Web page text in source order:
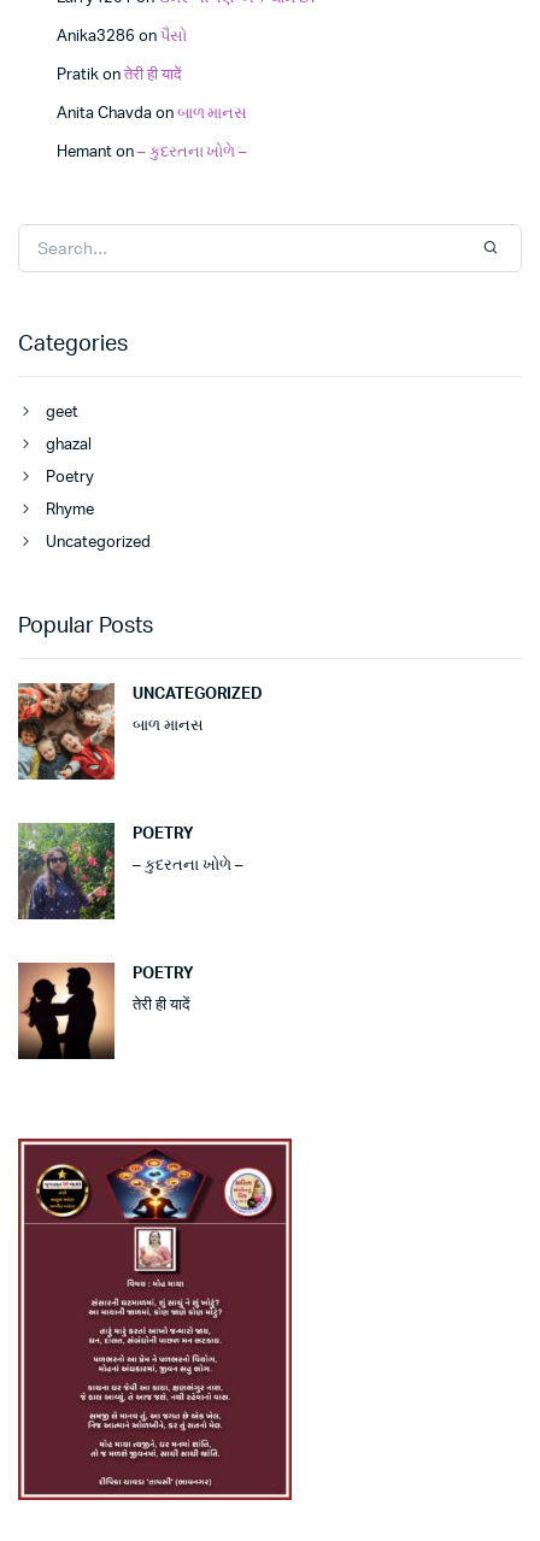
Anika3286 on પૈસો
Pratikon तेरी ही यादें
Anita Chavdaon બાળ માનસ
Hemanton – કુદરતના ખોળે –
Categories
geet
ghazal
Poetry
Rhyme
Uncategorized
Popular Posts
UNCATEGORIZED
બાળ માનસ
POETRY
– કુદરતના ખોળે –
POETRY
तेरी ही यादें